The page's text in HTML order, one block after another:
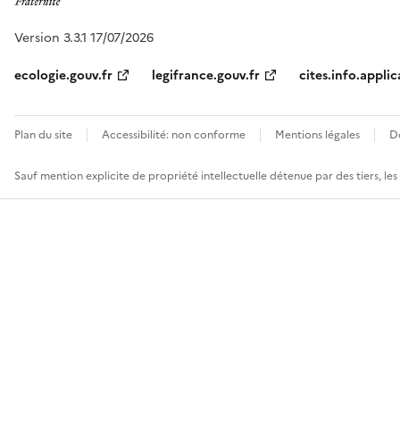
Version 3.3.1 17/07/2026
ecologie.gouv.fr
legifrance.gouv.fr
Plan du site Accessibilité: non conforme Mentions légales
Sauf mention explicite de propriété intellectuelle détenue par des tiers,